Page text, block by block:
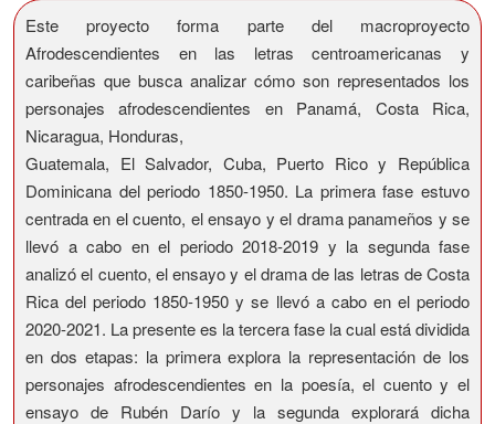
Este proyecto forma parte del macroproyecto
Afrodescendientes en las letras centroamericanas y
caribeñas que busca analizar cómo son representados los
personajes afrodescendientes en Panamá, Costa Rica,
Nicaragua, Honduras,
Guatemala, El Salvador, Cuba, Puerto Rico y República
Dominicana del periodo 1850-1950. La primera fase estuvo
centrada en el cuento, el ensayo y el drama panameños y se
llevó a cabo en el periodo 2018-2019 y la segunda fase
analizó el cuento, el ensayo y el drama de las letras de Costa
Rica del periodo 1850-1950 y se llevó a cabo en el periodo
2020-2021. La presente es la tercera fase la cual está dividida
en dos etapas: la primera explora la representación de los
personajes afrodescendientes en la poesía, el cuento y el
ensayo de Rubén Darío y la segunda explorará dicha